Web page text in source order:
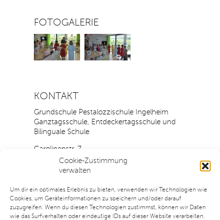
Cookie-Zustimmung
verwalten
Um dir ein optimales Erlebnis zu bieten, verwenden wir Technologien wie
Cookies, um Geräteinformationen zu speichern und/oder darauf
zuzugreifen. Wenn du diesen Technologien zustimmst, können wir Daten
wie das Surfverhalten oder eindeutige IDs auf dieser Website verarbeiten.
FOTOGALERIE
KONTAKT
Grundschule Pestalozzischule Ingelheim
Ganztagsschule, Entdeckertagsschule und
Bilinguale Schule
Carolinenstr. 7
55218 Ingelheim
Fax.: 06132 / 431486
E-Mail: pestalo zzisc hule@inge lheim.d e